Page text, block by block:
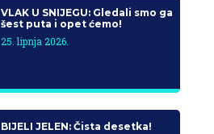
VLAK U SNIJEGU: Gledali smo ga
šest puta i opet ćemo!
25. lipnja 2026.
BIJELI JELEN: Čista desetka!